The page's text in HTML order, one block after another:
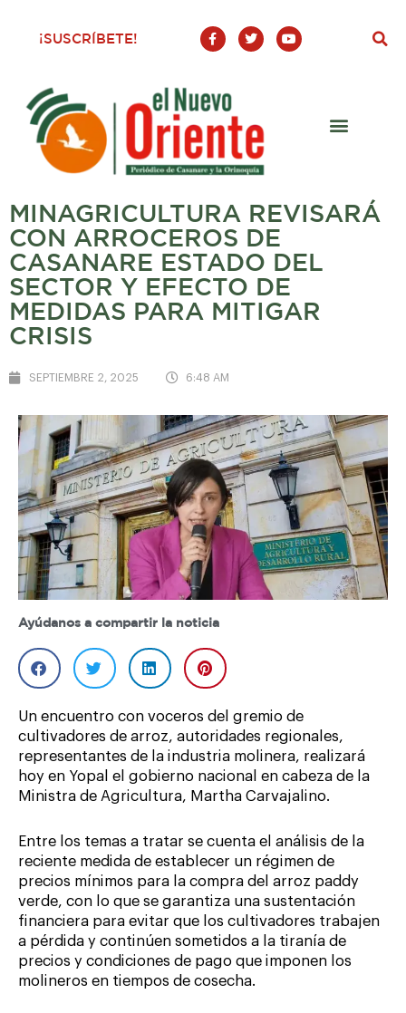
¡SUSCRÍBETE!
F
a
c
o
o
-
T
w
i
Y
o
u
MINAGRICULTURA REVISARÁ
CON ARROCEROS DE
CASANARE ESTADO DEL
SECTOR Y EFECTO DE
MEDIDAS PARA MITIGAR
CRISIS
SEPTIEMBRE 2, 2025 6:48 AM
Ayúdanos a compartir la noticia
Un encuentro con voceros del gremio de
cultivadores de arroz, autoridades regionales,
representantes de la industria molinera, realizará
hoy en Yopal el gobierno nacional en cabeza de la
Ministra de Agricultura, Martha Carvajalino.
Entre los temas a tratar se cuenta el análisis de la
reciente medida de establecer un régimen de
precios mínimos para la compra del arroz paddy
verde, con lo que se garantiza una sustentación
financiera para evitar que los cultivadores trabajen
a pérdida y continúen sometidos a la tiranía de
precios y condiciones de pago que imponen los
molineros en tiempos de cosecha.